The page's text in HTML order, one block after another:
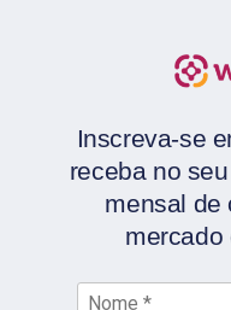
Inscreva-se
receba no
mensal de
mercado